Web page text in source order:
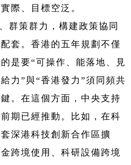
際、目標空泛。
群策群力，構建政策協同
套。香港的五年規劃不僅
是要“可操作、能落地、見
力”與“香港發力”須同頻共
。在這個方面，中央支持
期已經推動。比如，在科
深港科技創新合作區擴
跨境使用、科研設備跨境